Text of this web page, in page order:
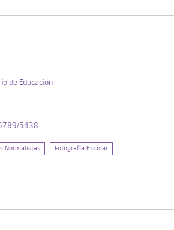
de Educación
5438
Normalistas Fotografía Escolar